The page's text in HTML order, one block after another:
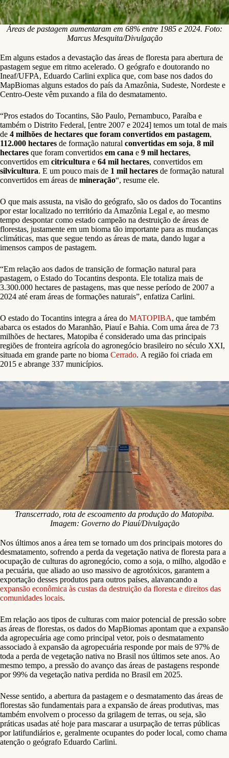
Áreas de pastagem aumentaram em 68% entre 1985 e 2024. Foto:
Marcus Mesquita/Divulgação
Em alguns estados a devastação das áreas de floresta para abertura de
pastagem segue em ritmo acelerado. O geógrafo e doutorando no
Ineaf/UFPA, Eduardo Carlini explica que, com base nos dados do
MapBiomas alguns estados do país da Amazônia, Sudeste, Nordeste e
Centro-Oeste vêm puxando a fila do desmatamento.
“Pros estados do Tocantins, São Paulo, Pernambuco, Paraíba e
também o Distrito Federal, [entre 2007 e 2024] temos um total de mais
de 4 milhões de hectares que foram convertidos em pastagem,
112.000 hectares de formação natural convertidas em soja, 8 mil
hectares que foram convertidos em cana e 9 mil hectares,
convertidos em citricultura e 64 mil hectares, convertidos em
silvicultura. E um pouco mais de 1 mil hectares de formação natural
convertidos em áreas de mineração“, resume ele.
O que mais assusta, na visão do geógrafo, são os dados do Tocantins
por estar localizado no território da Amazônia Legal e, ao mesmo
tempo despontar como estado campeão na destruição de áreas de
florestas, justamente em um bioma tão importante para as mudanças
climáticas, mas que segue tendo as áreas de mata, dando lugar a
imensos campos de pastagem.
“Em relação aos dados de transição de formação natural para
pastagem, o Estado do Tocantins desponta. Ele totaliza mais de
3.300.000 hectares de pastagens, mas que nesse período de 2007 a
2024 até eram áreas de formações naturais”, enfatiza Carlini.
O estado do Tocantins integra a área do MATOPIBA, que também
abarca os estados do Maranhão, Piauí e Bahia. Com uma área de 73
milhões de hectares, Matopiba é considerado uma das principais
regiões de fronteira agrícola do agronegócio brasileiro no século XXI,
situada em grande parte no bioma Cerrado. A região foi criada em
2015 e abrange 337 municípios.
Transcerrado, rota de escoamento da produção do Matopiba.
Imagem: Governo do Piauí/Divulgação
Nos últimos anos a área tem se tornado um dos principais motores do
desmatamento, sofrendo a perda da vegetação nativa de floresta para a
ocupação de culturas do agronegócio, como a soja, o milho, algodão e
a pecuária, que aliado ao uso massivo de agrotóxicos, garantem a
exportação desses produtos para outros países, alavancando a
expansão econômica às custas da destruição da floresta e direitos das
comunidades locais.
Em relação aos tipos de culturas com maior potencial de pressão sobre
as áreas de florestas, os dados do MapBiomas apontam que a expansão
da agropecuária age como principal vetor, pois o desmatamento
associado à expansão da agropecuária responde por mais de 97% de
toda a perda de vegetação nativa no Brasil nos últimos sete anos. Ao
mesmo tempo, a pressão do avanço das áreas de pastagens responde
por 99% da vegetação nativa perdida no Brasil em 2025.
Nesse sentido, a abertura da pastagem e o desmatamento das áreas de
florestas são fundamentais para a expansão de áreas produtivas, mas
também envolvem o processo da grilagem de terras, ou seja, são
práticas usadas até hoje para mascarar a usurpação de terras públicas
por latifundiários e, geralmente ocupantes do poder local, como chama
atenção o geógrafo Eduardo Carlini.